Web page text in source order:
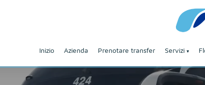
Inizio Azienda Prenotare transfer Servizi